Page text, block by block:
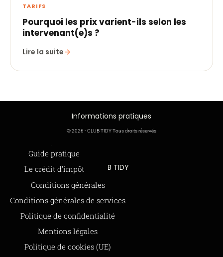
TARIFS
Pourquoi les prix varient-ils selon les
intervenant(e)s ?
Lire la suite
Informations pratiques
Guide pratique
Le crédit d’impôt
Offre de parrainage 50-50
FAQ
BLOG
© 2026 - CLUB TIDY Tous droits réservés
Informations légales
Conditions générales
Conditions générales de services
Politique de confidentialité
Mentions légales
Politique de cookies (UE)
CLUB TIDY
SAS CLUB TIDY
165 Avenue de Bretagne
979 480 886 RCS LILLE Métropole
SAP / 979480886 Acte 2023-140
Moyens de paiements
Paiements sécurisés via STRIPE